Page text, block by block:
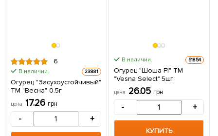
6
В наличии. 23881
Огурец "Засухоустойчивый"
ТМ "Весна" 0.5г
цена 17.26 грн
- +
В наличии. 51854
Огурец "Шоша F1" ТМ
"Vesna Select" 5шт
цена 26.05 грн
- +
КУПИТЬ